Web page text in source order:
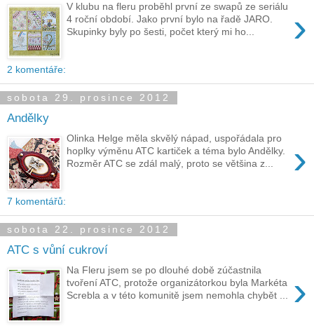
›
V klubu na fleru proběhl první ze swapů ze seriálu
4 roční období. Jako první bylo na řadě JARO.
Skupinky byly po šesti, počet který mi ho...
2 komentáře:
sobota 29. prosince 2012
Andělky
›
Olinka Helge měla skvělý nápad, uspořádala pro
hoplky výměnu ATC kartiček a téma bylo Andělky.
Rozměr ATC se zdál malý, proto se většina z...
7 komentářů:
sobota 22. prosince 2012
ATC s vůní cukroví
›
Na Fleru jsem se po dlouhé době zúčastnila
tvoření ATC, protože organizátorkou byla Markéta
Screbla a v této komunitě jsem nemohla chybět ...